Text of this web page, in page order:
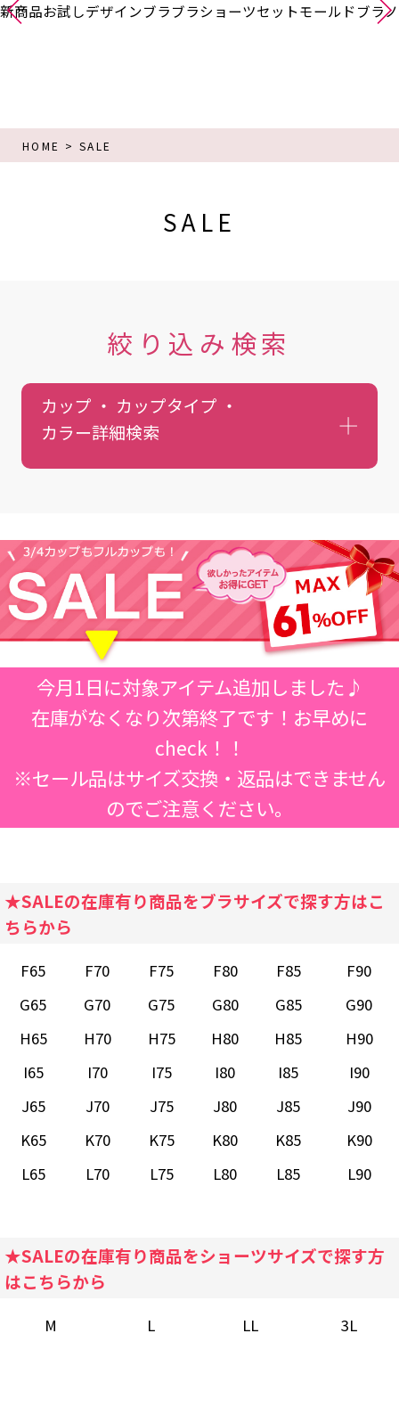
新商品お試しデザインブラブラショーツセットモールドブラ
HOME SALE
SALE
絞り込み検索
カップ ・ カップタイプ ・
カラー詳細検索
今月1日に対象アイテム追加しました♪
在庫がなくなり次第終了です！お早めに
check！！
※セール品はサイズ交換・返品はできません
のでご注意ください。
★SALEの在庫有り商品をブラサイズで探す方はこ
ちらから
F65 F70 F75 F80 F85
F90
G65
G70 G75 G80 G85
G90
H65
H70 H75 H80 H85
H90
I65
I70 I75 I80 I85
I90
J65
J70 J75 J80 J85
J90
K65
K70 K75 K80 K85
K90
L65
L70 L75 L80 L85 L90
★SALEの在庫有り商品をショーツサイズで探す方
はこちらから
M L LL 3L